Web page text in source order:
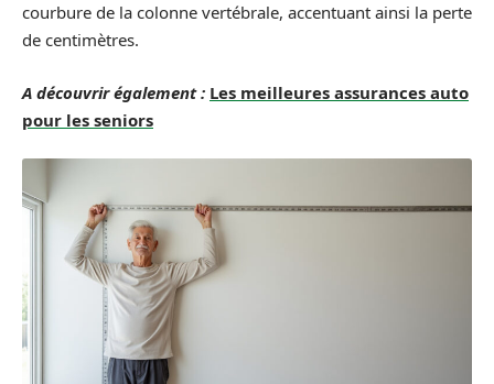
courbure de la colonne vertébrale, accentuant ainsi la perte
de centimètres.
A découvrir également : Les meilleures assurances auto
pour les seniors